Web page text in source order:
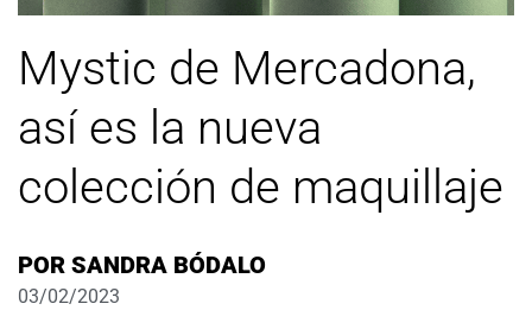
Mystic de Mercadona,
así es la nueva
colección de maquillaje
POR SANDRA BÓDALO
03/02/2023